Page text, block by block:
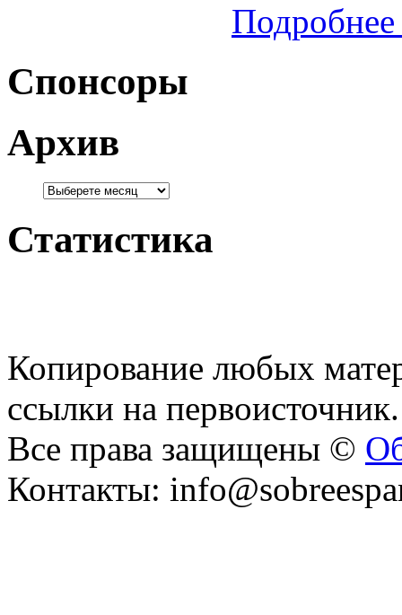
Спонсоры
Архив
Статистика
Копирование любых
ссылки на первоисточник.
Все права защищены ©
Контакты: